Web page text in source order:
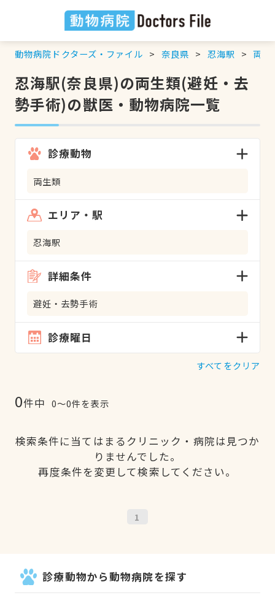
動物病院ドクターズ・ファイル 奈良県 忍海駅 両生
忍海駅(奈良県)の両生類(避妊・去
勢手術)の獣医・動物病院一覧
診療動物
両生類
エリア・駅
忍海駅
詳細条件
避妊・去勢手術
診療曜日
すべてをクリア
0件中 0〜0件を表示
検索条件に当てはまるクリニック・病院は見つか
りませんでした。
再度条件を変更して検索してください。
1
診療動物から動物病院を探す